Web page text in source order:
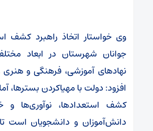
وی خواستار اتخاذ راهبرد کشف
جوانان شهرستان در ابعاد
نهادهای آموزشی، فرهنگی و
افزود: دولت با مهیاکردن بسترها،
کشف استعدادها، نوآوری‌ها و
دانش‌آموزان و دانشجویان است تا